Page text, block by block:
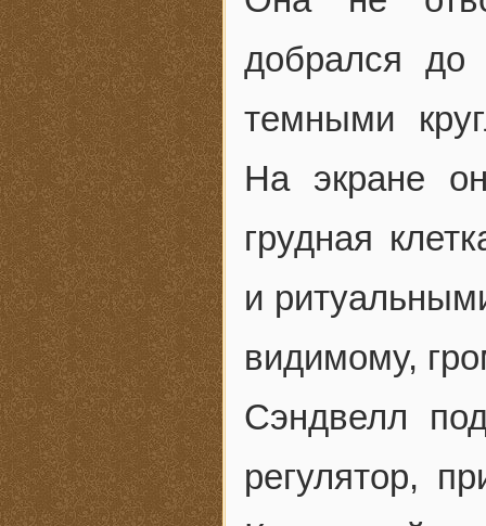
добрался до
темными
На экране
грудная
и
видимому,
Сэндвелл
регулятор,